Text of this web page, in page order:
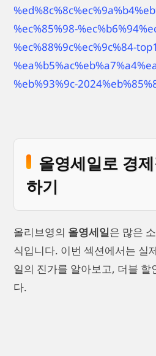
%ec%85%98-
%ec%88%9c%ec%9c%84-
%eb%93%9c-
올영세일로 경
하기
올리브영의 올영세일은 많은
식입니다. 이번 섹션에서는 실
일의 진가를 알아보고, 더블 할
다.